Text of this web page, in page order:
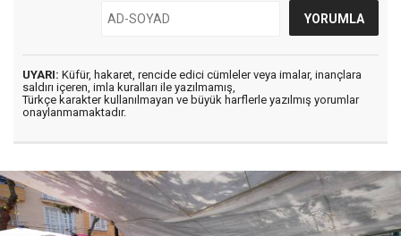
UYARI: Küfür, hakaret, rencide edici cümleler veya imalar, inançlara
saldırı içeren, imla kuralları ile yazılmamış,
Türkçe karakter kullanılmayan ve büyük harflerle yazılmış yorumlar
onaylanmamaktadır.